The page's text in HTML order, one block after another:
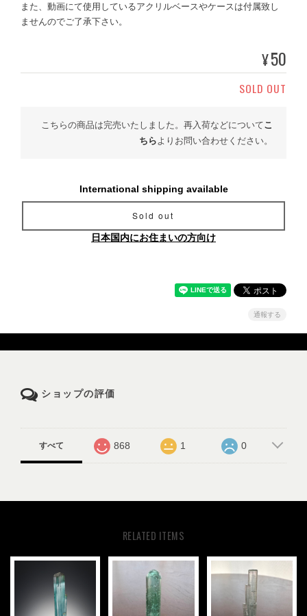
また、動画にて使用しているアクリルベースやケースは付属致し
ませんのでご了承下さい。
¥50
SOLD OUT
こちらの商品は完売いたしました。再入荷などについてこ
ちら よりお問い合わせください。
International shipping available
Sold out
日本国内にお住まいの方向け
通報する
ショップの評価
すべて 868 1 0
RELATED ITEMS